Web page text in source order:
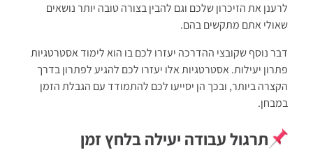
לרענן את הזיכרון שלכם וגם להבין בצורה טובה יותר נושאים
שאולי אתם מתקשים בהם.
דבר נוסף שקובצי ההדרכה יעזרו לכם בו הוא לימוד אסטרטגיות
פתרון יעילות. אסטרטגיות אלו יעזרו לכם להגיע לפתרון בדרך
הקצרה ביותר, ובכך הן יסייעו לכם להתמודד עם הגבלת הזמן
במבחן.
תרגול עבודה יעילה בלחץ זמן